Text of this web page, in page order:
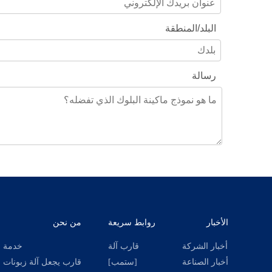
البلد/المنطقة
رسالة
من نحن
خدمة
قارب يجعل آلة زبونات
روابط سريعة
قارب آلة
[ستمب]
الأخبار
أخبار الشركة
أخبار الصناعة